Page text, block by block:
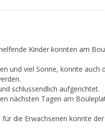
Kinder konnten am
und viel Sonne, konnte auch
schlussendlich aufgerichtet.
nächsten Tagen am
die Erwachsenen konnte